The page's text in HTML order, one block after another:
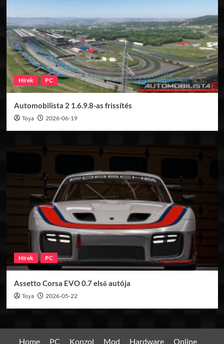
Hírek PC
Automobilista 2 1.6.9.8-as frissítés
Toya 2026-06-19
Hírek PC
Assetto Corsa EVO 0.7 első autója
Toya 2026-05-22
Home PC Konzol Mod Hardware Online